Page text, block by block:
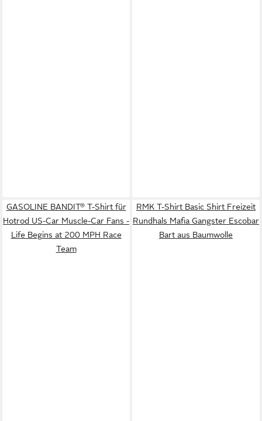
GASOLINE BANDIT® T-Shirt für
Hotrod US-Car Muscle-Car Fans -
Life Begins at 200 MPH Race
Team
RMK T-Shirt Basic Shirt Freizeit
Rundhals Mafia Gangster Escobar
Bart aus Baumwolle